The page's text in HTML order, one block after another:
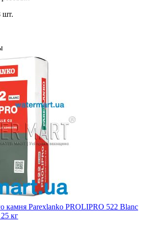
шт.
камня Parexlanko PROLIPRO 522 Blanc
кг